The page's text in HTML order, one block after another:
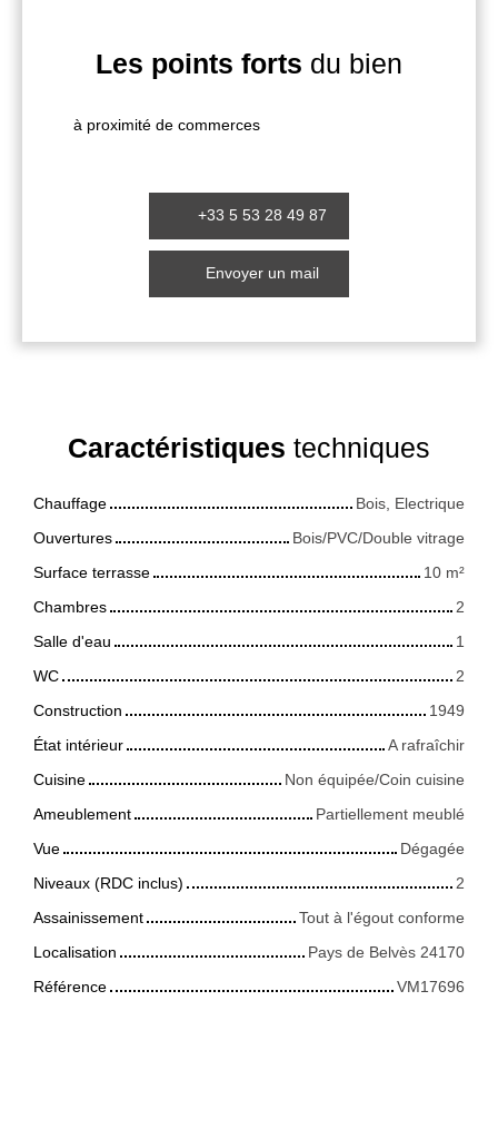
Les points forts du bien
à proximité de commerces
+33 5 53 28 49 87
Envoyer un mail
Caractéristiques techniques
Chauffage
Bois, Electrique
Ouvertures
Bois/PVC/Double vitrage
Surface terrasse
10 m²
Chambres
2
Salle d'eau
1
WC
2
Construction
1949
État intérieur
A rafraîchir
Cuisine
Non équipée/Coin cuisine
Ameublement
Partiellement meublé
Vue
Dégagée
Niveaux (RDC inclus)
2
Assainissement
Tout à l'égout conforme
Localisation
Pays de Belvès 24170
Référence
VM17696